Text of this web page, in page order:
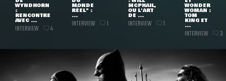
WYNDHORN
:
RENCONTRE
AVEC ...
INTERVIEW 4
MONDE
RÉEL" :
...
INTERVIEW 1
MCPHAIL,
OU L'ART
DE ...
INTERVIEW 1
WONDER
WOMAN :
TOM
KING ET
...
INTERVIEW 3